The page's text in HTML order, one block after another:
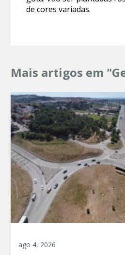
de cores variadas.
Mais artigos em
ago 4, 2026